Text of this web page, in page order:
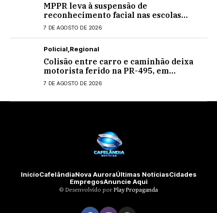
MPPR leva à suspensão de
reconhecimento facial nas escolas
estaduais
7 DE AGOSTO DE 2026
Policial Regional
Colisão entre carro e caminhão deixa
motorista ferido na PR-495, em
Medianeira
7 DE AGOSTO DE 2026
InícioCafelândiaNova AuroraÚltimas NotíciasCidades
EmpregosAnuncie Aqui
©️ Desenvolvido por Play Propaganda